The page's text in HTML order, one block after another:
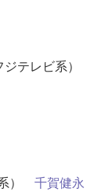
ジテレビ系）
） 千賀健永